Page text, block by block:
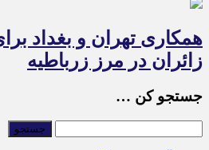
همکاری تهران و بغداد
زائران در مرز زرباطیه
جستجو کن …